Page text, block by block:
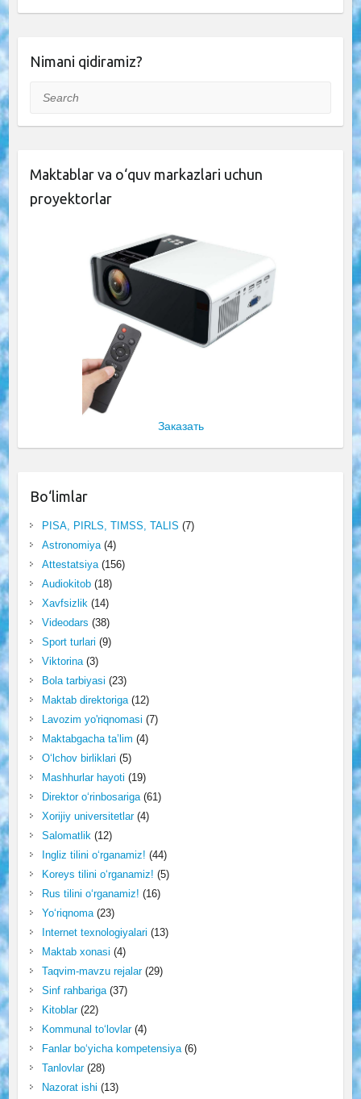
Nimani qidiramiz?
Search
Maktablar va o‘quv markazlari uchun
proyektorlar
Заказать
Bo‘limlar
PISA, PIRLS, TIMSS, TALIS (7)
Astronomiya(4)
Attestatsiya(156)
Audiokitob(18)
Xavfsizlik (14)
Videodars (38)
Sport turlari (9)
Viktorina(3)
Bola tarbiyasi (23)
Maktab direktoriga(12)
Lavozim yo'riqnomasi (7)
Maktabgacha ta’lim (4)
O‘lchov birliklari (5)
Mashhurlar hayoti (19)
Direktor o‘rinbosariga(61)
Xorijiy universitetlar(4)
Salomatlik (12)
Ingliz tilini o‘rganamiz! (44)
Koreys tilini o‘rganamiz! (5)
Rus tilini o‘rganamiz! (16)
Yo‘riqnoma(23)
Internet texnologiyalari (13)
Maktab xonasi (4)
Taqvim-mavzu rejalar(29)
Sinf rahbariga(37)
Kitoblar(22)
Kommunal to‘lovlar(4)
Fanlar bo‘yicha kompetensiya(6)
Tanlovlar(28)
Nazorat ishi (13)